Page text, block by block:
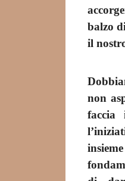
balzo
il
non
faccia